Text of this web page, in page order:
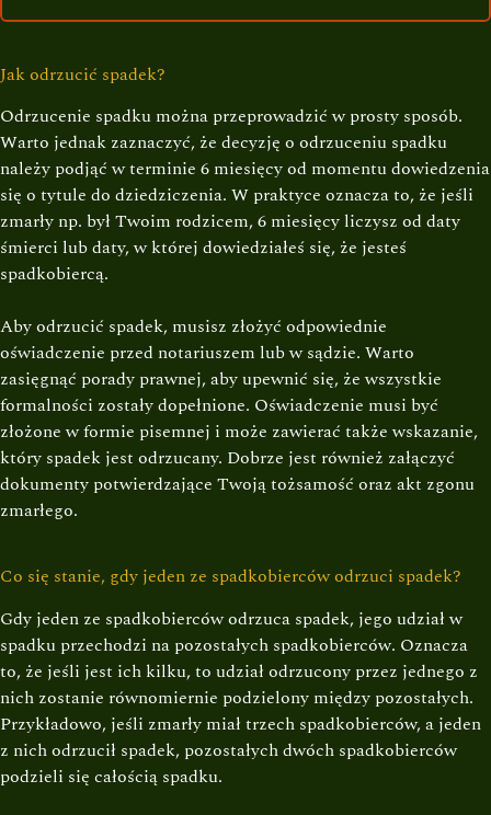
Jak odrzucić spadek?
Odrzucenie spadku można przeprowadzić w prosty sposób.
Warto jednak zaznaczyć, że decyzję o odrzuceniu spadku
należy podjąć w terminie 6 miesięcy od momentu dowiedzenia
się o tytule do dziedziczenia. W praktyce oznacza to, że jeśli
zmarły np. był Twoim rodzicem, 6 miesięcy liczysz od daty
śmierci lub daty, w której dowiedziałeś się, że jesteś
spadkobiercą.
Aby odrzucić spadek, musisz złożyć odpowiednie
oświadczenie przed notariuszem lub w sądzie. Warto
zasięgnąć porady prawnej, aby upewnić się, że wszystkie
formalności zostały dopełnione. Oświadczenie musi być
złożone w formie pisemnej i może zawierać także wskazanie,
który spadek jest odrzucany. Dobrze jest również załączyć
dokumenty potwierdzające Twoją tożsamość oraz akt zgonu
zmarłego.
Co się stanie, gdy jeden ze spadkobierców odrzuci spadek?
Gdy jeden ze spadkobierców odrzuca spadek, jego udział w
spadku przechodzi na pozostałych spadkobierców. Oznacza
to, że jeśli jest ich kilku, to udział odrzucony przez jednego z
nich zostanie równomiernie podzielony między pozostałych.
Przykładowo, jeśli zmarły miał trzech spadkobierców, a jeden
z nich odrzucił spadek, pozostałych dwóch spadkobierców
podzieli się całością spadku.